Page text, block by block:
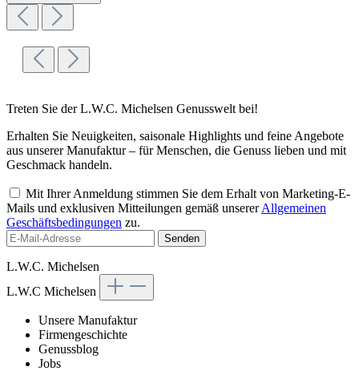
Treten Sie der L.W.C. Michelsen Genusswelt bei!
Erhalten Sie Neuigkeiten, saisonale Highlights und feine Angebote
aus unserer Manufaktur – für Menschen, die Genuss lieben und mit
Geschmack handeln.
Mit Ihrer Anmeldung stimmen Sie dem Erhalt von Marketing-E-
Mails und exklusiven Mitteilungen gemäß unsererAllgemeinen
Geschäftsbedingungen zu.
Senden
L.W.C. Michelsen
L.W.C Michelsen
Unsere Manufaktur
Firmengeschichte
Genussblog
Jobs